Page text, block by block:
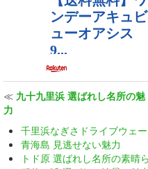
≪ 九十九里浜 選ばれし名所の魅
力
千里浜なぎさドライブウェ
青海島 見逃せない魅力
トド原 選ばれし名所の素晴